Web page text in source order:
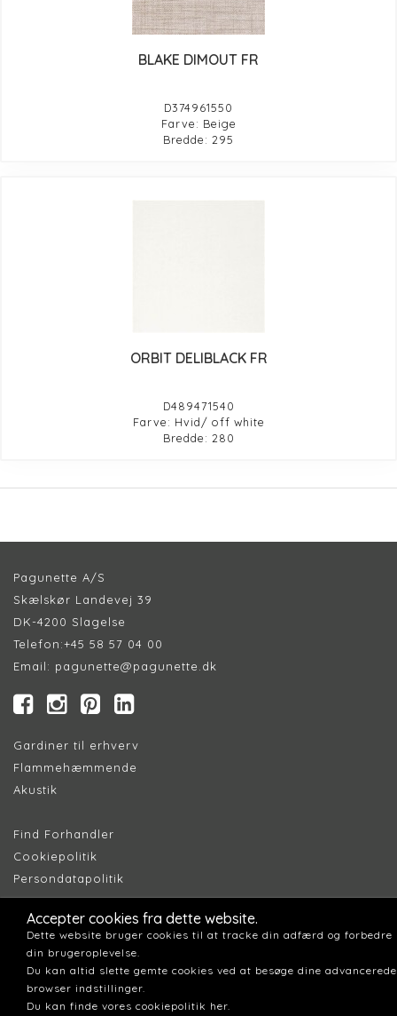
BLAKE DIMOUT FR
D374961550
Farve: Beige
Bredde: 295
ORBIT DELIBLACK FR
D489471540
Farve: Hvid/ off white
Bredde: 280
Pagunette A/S
Skælskør Landevej 39
DK-4200 Slagelse
Telefon:+45 58 57 04 00
Email: pagunette@pagunette.dk
Gardiner til erhverv
Flammehæmmende
Akustik
Find Forhandler
Cookiepolitik
Persondatapolitik
Accepter cookies fra dette website.
Dette website bruger cookies til at tracke din adfærd og forbedre
din brugeroplevelse.
Du kan altid slette gemte cookies ved at besøge dine advancerede
browser indstillinger.
Du kan finde vores cookiepolitik her.